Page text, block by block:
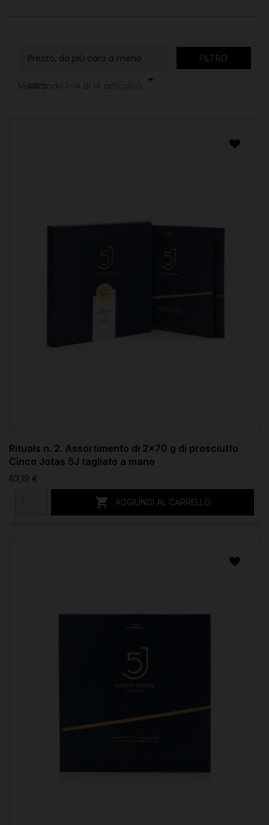
Prezzo, da più caro a meno
caro 
FILTRO
Mostrando 1-14 di 14 articolo/i
Rituals n. 2. Assortimento di 2x70 g di prosciutto
Cinco Jotas 5J tagliato a mano
63,19 €
 AGGIUNGI AL CARRELLO